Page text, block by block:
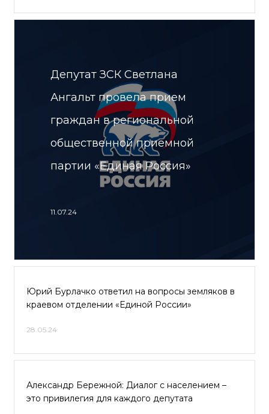
Депутат ЗСК Светлана
Ангальт провела прием
граждан в региональной
общественной приемной
партии «Единая Россия»
11.07.24
Юрий Бурлачко ответил на вопросы земляков в
краевом отделении «Единой России»
28.05.24
Александр Бережной: Диалог с населением –
это привилегия для каждого депутата